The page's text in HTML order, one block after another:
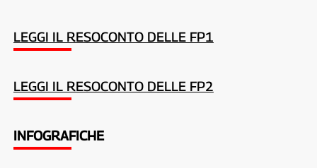
LEGGI IL RESOCONTO DELLE FP1
LEGGI IL RESOCONTO DELLE FP2
INFOGRAFICHE